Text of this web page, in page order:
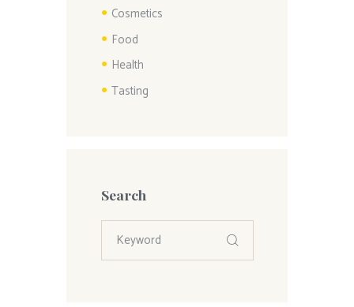
Cosmetics
Food
Health
Tasting
Search